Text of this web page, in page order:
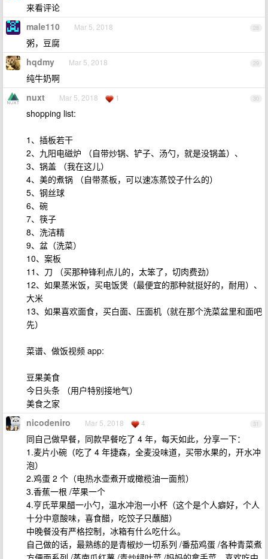
来看评论
28
male110 Mar 5, 2018
粥，豆腐
29
hqdmy Mar 5, 2018
纯牛奶啊
30
nuxt Mar 5, 2018 1
shopping list:
1、插板若干
2、九阳电磁炉 （自带炒锅、铲子、汤勺，就是没锅盖）、
3、锅盖 （我在这儿）
4、美的煮锅 （自带蒸板，可以速冻蒸饺子什么的）
5、钢丝球
6、碗
7、筷子
8、洗洁精
9、盆（洗菜）
10、案板
11、刀 （买那种锋利点儿的，太笨了，切肉费劲）
12、如果蒸米饭，买电饭煲（最便宜的那种就挺好的，耐用）、
大米
13、如果喜欢面食，买白面、压面机（就在那个洗菜盆里和面吧
先）
菜谱、做饭视频 app:
豆果美食
今日头条 （用户特别接地气）
美食之家
31
nicodeniro Mar 5, 2018 4
同自己做早餐，同款早餐吃了 4 年，每天如此，分享一下：
1.麦片小碗（吃了 4 年捷森，全麦没味道，买带水果的，开水冲
泡）
2.鸡蛋 2 个（电热水壶煮开或橄榄油一面煎）
3.香蕉一根 /苹果一个
4.亨氏苹果醋一小勺，温水冲泡一小杯（这个是个人癖好，个人
十分中意酸味，喜食醋，吃饺子只蘸醋）
中晚餐没有严格控制，冰箱有什么吃什么。
自己做的话，最熟练的是青椒炒一切系列 /番茄鸡蛋 /各种青菜煮